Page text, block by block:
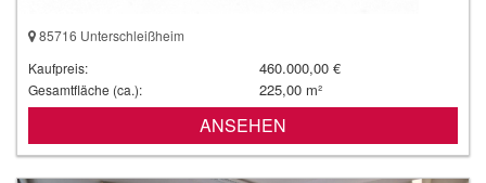
85716 Unterschleißheim
Kaufpreis:
460.000,00 €
Gesamtfläche (ca.): 225,00 m²
ANSEHEN